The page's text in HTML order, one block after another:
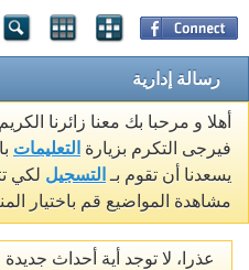
رسالة إدارية
أهلا و مرحبا بك معنا زائرنا
فيرجى التكرم بزيارة التعليمات
يسعدنا أن تقوم بـ التسجيل لكي
مشاهدة المواضيع قم باختيار
عذرا، لا توجد أية أحداث